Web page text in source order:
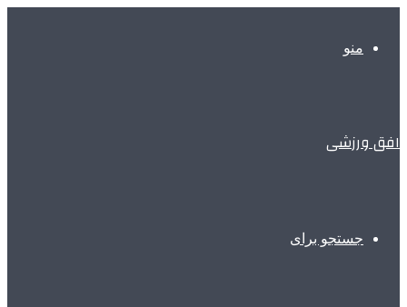
منو
افق ورزشی
جستجو برای